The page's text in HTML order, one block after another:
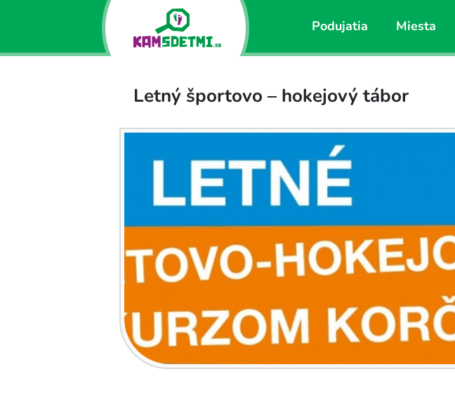
Podujatia Miesta
Letný športovo – hokejový tábor